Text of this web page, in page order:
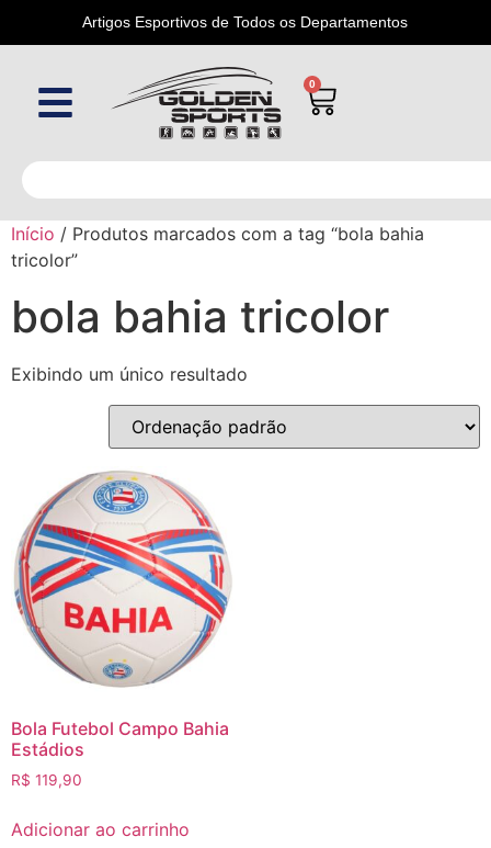
Artigos Esportivos de Todos os Departamentos
0
Início / Produtos marcados com a tag “bola bahia
tricolor”
bola bahia tricolor
Exibindo um único resultado
Bola Futebol Campo Bahia
Estádios
R$ 119,90
Adicionar ao carrinho